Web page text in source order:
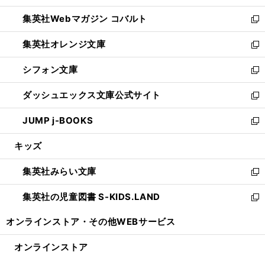
開
く
ウ
で
開
く
ン
ド
ウ
で
開
く
ウ
ィ
ン
ド
ウ
で
開
く
集英社Webマガジン コバルト
新
し
い
ウ
ィ
ン
ド
ウ
で
開
集英社オレンジ文庫
新
し
い
ウ
ィ
ン
ド
ウ
開
く
シフォン文庫
新
し
い
ウ
ィ
ン
ウ
で
開
く
ダッシュエックス文庫公式サイト
新
し
い
ウ
ン
ド
ウ
で
JUMP j-BOOKS
新
し
ウ
ィ
ン
ド
開
キッズ
集英社みらい文庫
新
し
い
ン
集英社の児童図書 S-KIDS.LAND
新
ウ
オンラインストア・ その他WEBサービス
オンラインストア